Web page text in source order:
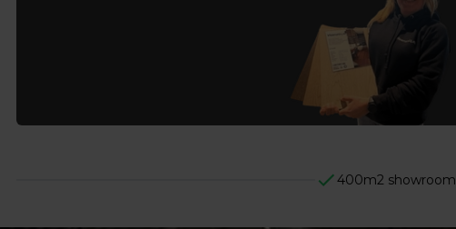
400m2 showroom